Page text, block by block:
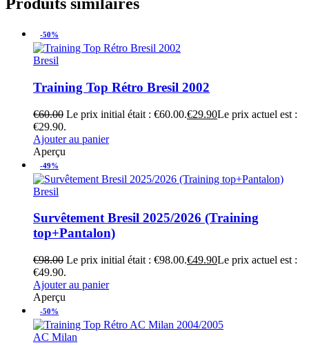
Produits similaires
-50%
Bresil
Training Top Rétro Bresil 2002
€60.00 Le prix initial était : €60.00.€29.90Le prix actuel est :
€29.90.
Ajouter au panier
Aperçu
-49%
Bresil
Survêtement Bresil 2025/2026 (Training
top+Pantalon)
€98.00 Le prix initial était : €98.00.€49.90Le prix actuel est :
€49.90.
Ajouter au panier
Aperçu
-50%
AC Milan